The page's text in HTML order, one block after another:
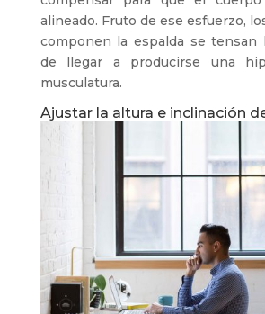
alineado. Fruto de ese esfuerzo,
componen la espalda se tensan
de llegar a producirse una
musculatura.
Ajustar la altura e inclinación